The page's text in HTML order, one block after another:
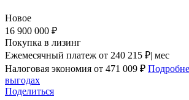
Новое
16 900 000 ₽
Покупка в лизинг
Ежемесячный платеж от 240 215 ₽| мес
Налоговая экономия от 471 009 ₽
выгодах
Поделиться